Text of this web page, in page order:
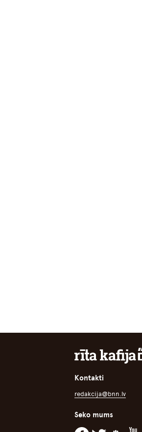
Kontakti
redakcija@bnn.lv
Seko mums